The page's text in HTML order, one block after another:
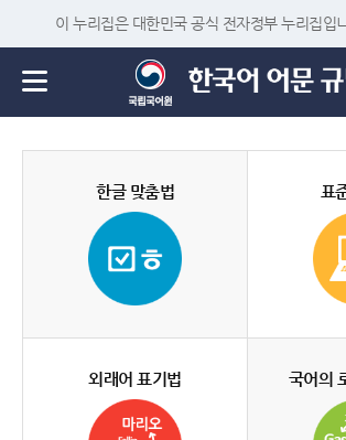
이 누리집은 대한민국 공식 전자정부 누리집입
한글 맞춤법 표
외래어 표기법 국어의